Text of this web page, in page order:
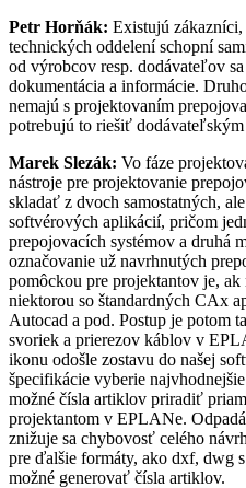
Petr Horňák: Existujú
technických oddelení schopní
od výrobcov resp. dodávateľov
dokumentácia a informácie.
nemajú s projektovaním
potrebujú to riešiť dodávateľským
Marek Slezák: Vo fáze
nástroje pre projektovanie
skladať z dvoch samostatných,
softvérových aplikácií, pričom
prepojovacích systémov a druhá
označovanie už navrhnutých
pomôckou pre projektantov je,
niektorou so štandardných CAx
Autocad a pod. Postup je potom
svoriek a prierezov káblov v
ikonu odošle zostavu do našej
špecifikácie vyberie
možné čísla artiklov priradiť
projektantom v EPLANe.
znižuje sa chybovosť celého
pre ďalšie formáty, ako dxf, dwg
možné generovať čísla artiklov.